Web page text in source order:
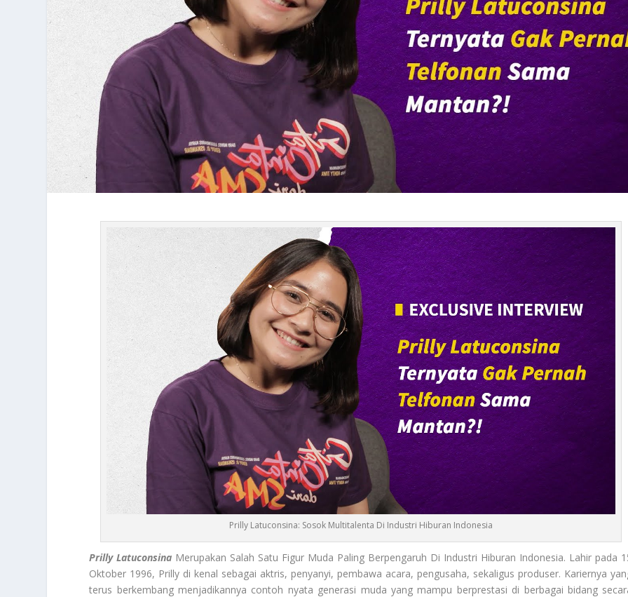
Prilly Latuconsina: Sosok Multitalenta Di Industri Hiburan Indonesia
Prilly Latuconsina Merupakan Salah Satu Figur Muda Paling Berpengaruh Di Industri Hiburan Indonesia. Lahir pada
Oktober 1996, Prilly di kenal sebagai aktris, penyanyi, pembawa acara, pengusaha, sekaligus produser. Kariernya
terus berkembang menjadikannya contoh nyata generasi muda yang mampu berprestasi di berbagai bidang